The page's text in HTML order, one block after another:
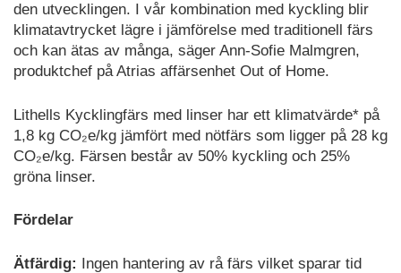
den utvecklingen. I vår kombination med kyckling blir
klimatavtrycket lägre i jämförelse med traditionell färs
och kan ätas av många, säger Ann-Sofie Malmgren,
produktchef på Atrias affärsenhet Out of Home.
Lithells Kycklingfärs med linser har ett klimatvärde* på
1,8 kg CO₂e/kg jämfört med nötfärs som ligger på 28 kg
CO₂e/kg. Färsen består av 50% kyckling och 25%
gröna linser.
Fördelar
Ätfärdig: Ingen hantering av rå färs vilket sparar tid